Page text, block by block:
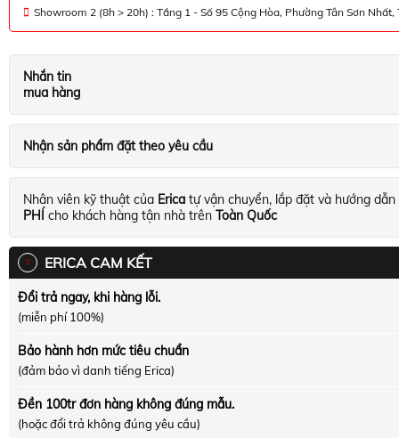
Showroom 2 (8h > 20h) : Tầng 1 - Số 95 Cộng Hòa, Phường Tân Sơn Nhất,
Nhắn tin
mua hàng
Nhận sản phẩm đặt theo yêu cầu
Nhân viên kỹ thuật của Erica tự vận chuyển, lắp đặt và hướng dẫn
PHÍ cho khách hàng tận nhà trên Toàn Quốc
ERICA CAM KẾT
Đổi trả ngay, khi hàng lỗi.
(miễn phí 100%)
Bảo hành hơn mức tiêu chuẩn
(đảm bảo vì danh tiếng Erica)
Đền 100tr đơn hàng không đúng mẫu.
(hoặc đổi trả không đúng yêu cầu)